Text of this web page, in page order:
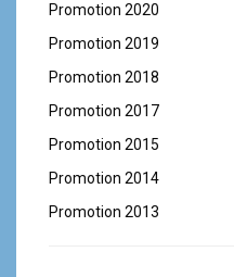
Promotion 2020
Promotion 2019
Promotion 2018
Promotion 2017
Promotion 2015
Promotion 2014
Promotion 2013